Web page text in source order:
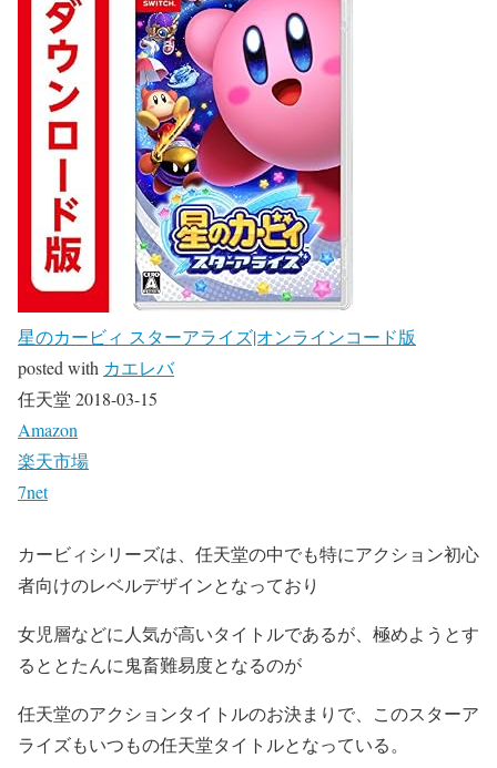
星のカービィ スターアライズ|オンラインコード版
posted with カエレバ
任天堂 2018-03-15
Amazon
楽天市場
7net
カービィシリーズは、任天堂の中でも特にアクション初心
者向けのレベルデザインとなっており
女児層などに人気が高いタイトルであるが、極めようとす
るととたんに鬼畜難易度となるのが
任天堂のアクションタイトルのお決まりで、このスターア
ライズもいつもの任天堂タイトルとなっている。